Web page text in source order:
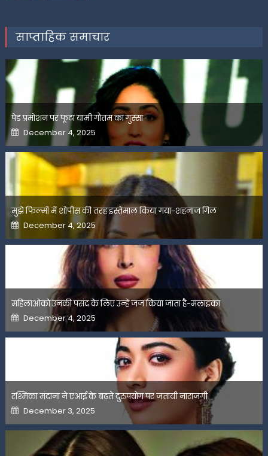
साप्ताहिक समाचार
पेड प्रमोशन पर फूटा यामी गौतम का गुस्सा
Posted
on
December 4, 2025
मुझे फिल्मों में शोपीस की तरह इस्तेमाल किया गया-शहनाज गिल
Posted
on
December 4, 2025
महिलाओंको उनकी पसंद के लिए उन्हें जज किया जाता है-मलाइका
Posted
on
December 4, 2025
रश्मिका मंदाना ने एआई के बढ़ते दुरुपयोग पर जतायी नाराजगी
Posted
on
December 3, 2025